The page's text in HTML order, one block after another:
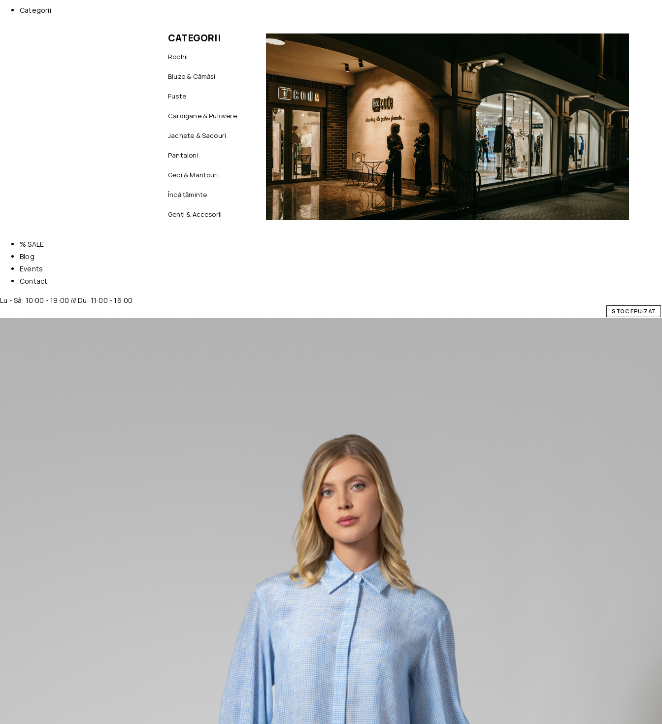
Categorii
CATEGORII
Rochii
Bluze & Cămăși
Fuste
Cardigane & Pulovere
Jachete & Sacouri
Pantaloni
Geci & Mantouri
Încălțăminte
Genți & Accesorii
% SALE
Blog
Events
Contact
Lu - Sâ: 10:00 - 19:00 /// Du: 11:00 - 16:00
STOC EPUIZAT